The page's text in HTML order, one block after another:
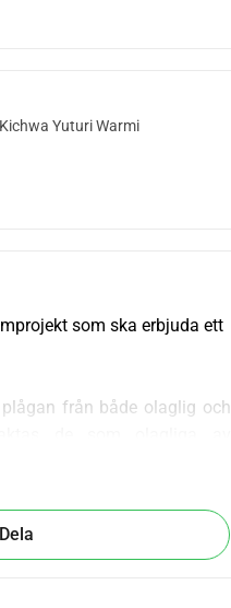
Yuturi Warmi
som ska erbjuda ett
från både olaglig och
fria och informerade
främst
regnskog medför
Dela